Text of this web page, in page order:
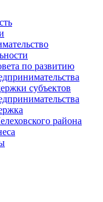
по развитию
субъектов
района